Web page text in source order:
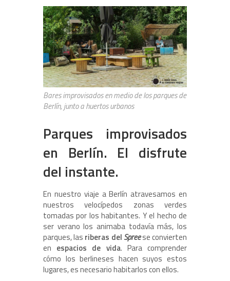
Bares improvisados en medio de los parques de
Berlín, junto a huertos urbanos
Parques improvisados
en Berlín. El disfrute
del instante.
En nuestro viaje a Berlín atravesamos en
nuestros velocípedos zonas verdes
tomadas por los habitantes. Y el hecho de
ser verano los animaba todavía más, los
parques, las riberas del Spreese convierten
en espacios de vida. Para comprender
cómo los berlineses hacen suyos estos
lugares, es necesario habitarlos con ellos.